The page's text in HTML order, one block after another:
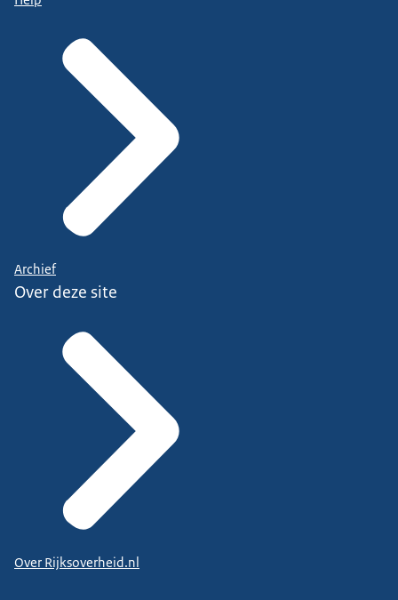
Archief
Over deze site
Over Rijksoverheid.nl